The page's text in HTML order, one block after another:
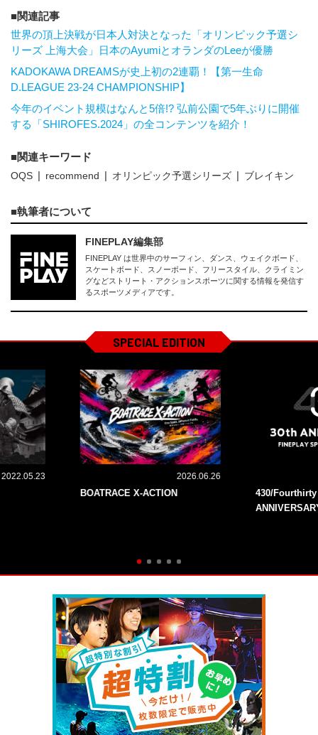
関連記事
世界の頂上決戦が日本人対決となった「オリンピック予選シ
リーズ 上海大会」日本のAyumiとオランダのLeeが優勝
KADOKAWA DREAMSが史上初の2連覇！【第一生命
D.LEAGUE 23-24 CHAMPIONSHIP】
今年のイベント規模はなんと5倍!? 弘前公園で5年ぶりに開催
する「SHIROFES.2024」の全コンテンツを紹介！
関連キーワード
OQS recommend オリンピック予選シリーズ ブレイキン
執筆者について
FINEPLAY編集部
FINEPLAY は世界中のサーフィン、ダンス、ウェイクボード、
スケートボード、スノーボード、フリースタイル、クライミン
グなどストリート・アクションスポーツに関する情報を発信す
るスポーツメディアです。
SPECIAL EDITION
2022.05.23 2026.06.26
BOATRACE X-ACTION
430/